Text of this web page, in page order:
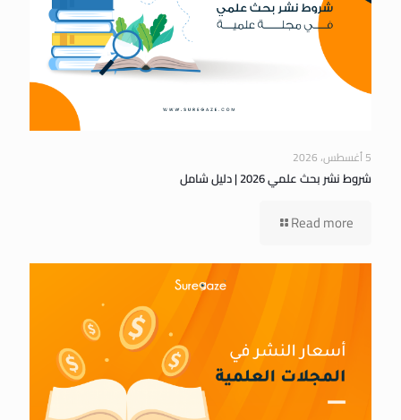
5 أغسطس، 2026
شروط نشر بحث علمي 2026 | دليل شامل
Read more